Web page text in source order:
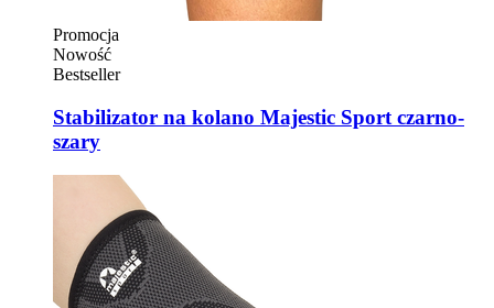
Promocja
Nowość
Bestseller
Stabilizator na kolano Majestic Sport czarno-
szary